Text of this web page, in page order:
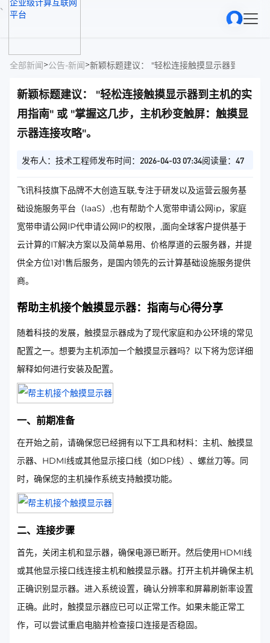
、
全部新闻>公告-新闻>新颖标题建议： "轻松连接触摸显示器到主机的
新颖标题建议： "轻松连接触摸显示器到主机的实
用指南" 或 "掌握这几步，主机秒变触屏：触摸显
示器连接攻略"。
发布人：技术工程师发布时间：2026-04-03 07:34阅读量：47
飞讯科技旗下品牌不大创造互联,专注于研发以及运营云服务基
础设施服务平台（IaaS）,也有帮助个人宽带申请公网ip，家庭
宽带申请公网IP代申请公网IP的权限，,面向全球客户提供基于
云计算的IT解决方案以及简单易用、价格厚道的云服务器，并提
供全方位1对1售后服务，是国内领先的云计算基础设施服务提供
商。
帮助主机接个触摸显示器：指南与心得分享
随着科技的发展，触摸显示器成为了现代家庭和办公环境的常见
配置之一。想要为主机添加一个触摸显示器吗？以下将为您详细
解释如何进行安装及配置。
一、前期准备
在开始之前，请确保您已经拥有以下工具和材料：主机、触摸显
示器、HDMI线或其他显示接口线（如DP线）、螺丝刀等。同
时，确保您的主机操作系统支持触摸功能。
二、连接步骤
首先，关闭主机和显示器，确保电源已断开。然后使用HDMI线
或其他显示接口线连接主机和触摸显示器。打开主机并确保主机
正确识别显示器。进入系统设置，确认分辨率和屏幕刷新率设置
正确。此时，触摸显示器应已可以正常工作。如果未能正常工
作，可以尝试重启电脑并检查接口连接是否稳固。